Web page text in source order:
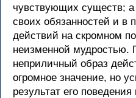
чувствующих существ;
своих обязанностей и в
действий на скромном
неизменной мудростью.
неприличный образ
огромное значение, но
результат его